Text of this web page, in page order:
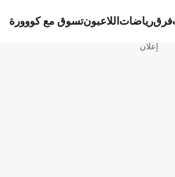
فرقرياضات اللاعبونتسوق مع كووورة
إعلان